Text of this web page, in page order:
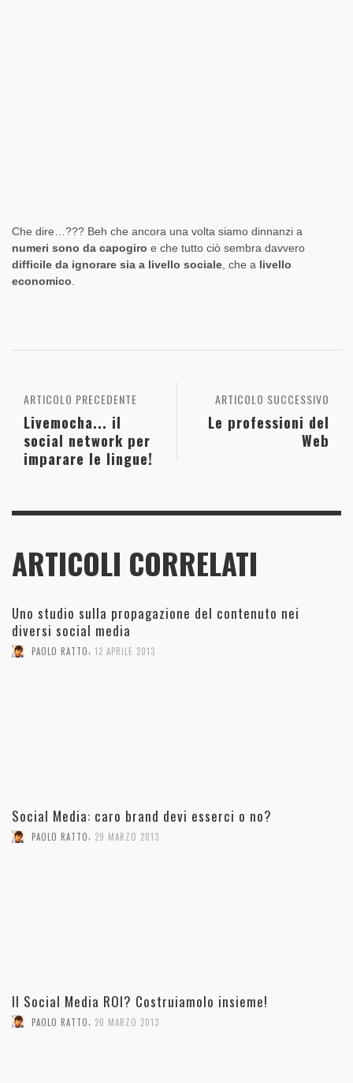
Che dire…??? Beh che ancora una volta siamo dinnanzi a
numeri sono da capogiro e che tutto ciò sembra davvero
difficile da ignorare sia a livello sociale , che a livello
economico
ARTICOLO SUCCESSIVO
Le professioni del
Web
ARTICOLO PRECEDENTE
Livemocha... il
social network per
imparare le lingue!
ARTICOLI CORRELATI
Uno studio sulla propagazione del contenuto nei
diversi social media
PAOLO RATTO 12 APRILE 2013
Social Media: caro brand devi esserci o no?
PAOLO RATTO 29 MARZO 2013
Il Social Media ROI? Costruiamolo insieme!
PAOLO RATTO 20 MARZO 2013